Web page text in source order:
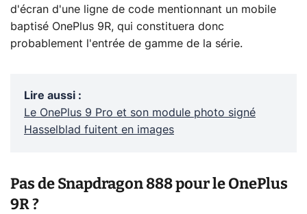
d'écran d'une ligne de code mentionnant un mobile
baptisé OnePlus 9R, qui constituera donc
probablement l'entrée de gamme de la série.
Lire aussi :
Le OnePlus 9 Pro et son module photo signé
Hasselblad fuitent en images
Pas de Snapdragon 888 pour le OnePlus
9R ?